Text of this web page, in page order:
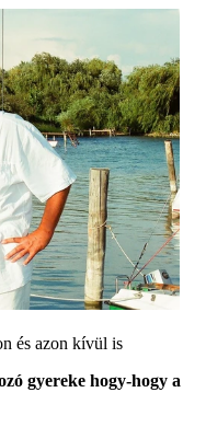
és azon kívül is
gyereke hogy-hogy a